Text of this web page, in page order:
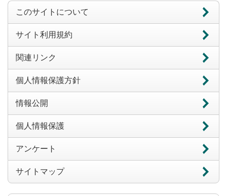
このサイトについて
サイト利用規約
関連リンク
個人情報保護方針
情報公開
個人情報保護
アンケート
サイトマップ